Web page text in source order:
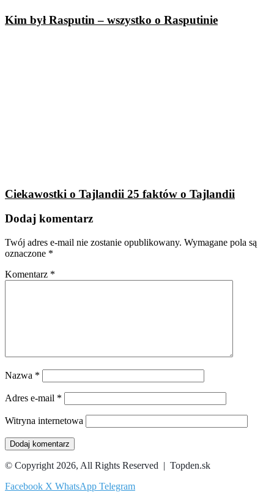
Kim był Rasputin – wszystko o Rasputinie
Ciekawostki o Tajlandii 25 faktów o Tajlandii
Dodaj komentarz
Twój adres e-mail nie zostanie opublikowany. Wymagane pola są
oznaczone *
Komentarz *
Nazwa *
Adres e-mail *
Witryna internetowa
© Copyright 2026, All Rights Reserved | Topden.sk
Facebook X WhatsApp Telegram